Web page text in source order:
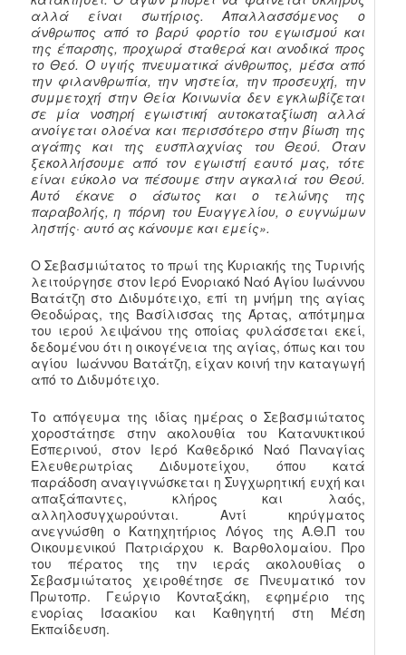
αλλά είναι σωτήριος. Απαλλασσόμενος ο
άνθρωπος από το βαρύ φορτίο του εγωισμού και
της έπαρσης, προχωρά σταθερά και ανοδικά προς
το Θεό. Ο υγιής πνευματικά άνθρωπος, μέσα από
την φιλανθρωπία, την νηστεία, την προσευχή, την
συμμετοχή στην Θεία Κοινωνία δεν εγκλωβίζεται
σε μία νοσηρή εγωιστική αυτοκαταξίωση αλλά
ανοίγεται ολοένα και περισσότερο στην βίωση της
αγάπης και της ευσπλαχνίας του Θεού. Όταν
ξεκολλήσουμε από τον εγωιστή εαυτό μας, τότε
είναι εύκολο να πέσουμε στην αγκαλιά του Θεού.
Αυτό έκανε ο άσωτος και ο τελώνης της
παραβολής, η πόρνη του Ευαγγελίου, ο ευγνώμων
ληστής· αυτό ας κάνουμε και εμείς».
Ο Σεβασμιώτατος το πρωί της Κυριακής της Τυρινής
λειτούργησε στον Ιερό Ενοριακό Ναό Αγίου Ιωάννου
Βατάτζη στο Διδυμότειχο, επί τη μνήμη της αγίας
Θεοδώρας, της Βασίλισσας της Άρτας, απότμημα
του ιερού λειψάνου της οποίας φυλάσσεται εκεί,
δεδομένου ότι η οικογένεια της αγίας, όπως και του
αγίου Ιωάννου Βατάτζη, είχαν κοινή την καταγωγή
από το Διδυμότειχο.
Το απόγευμα της ιδίας ημέρας ο Σεβασμιώτατος
χοροστάτησε στην ακολουθία του Κατανυκτικού
Εσπερινού, στον Ιερό Καθεδρικό Ναό Παναγίας
Ελευθερωτρίας Διδυμοτείχου, όπου κατά
παράδοση αναγιγνώσκεται η Συγχωρητική ευχή και
απαξάπαντες, κλήρος και λαός,
αλληλοσυγχωρούνται. Αντί κηρύγματος
ανεγνώσθη ο Κατηχητήριος Λόγος της Α.Θ.Π του
Οικουμενικού Πατριάρχου κ. Βαρθολομαίου. Προ
του πέρατος της την ιεράς ακολουθίας ο
Σεβασμιώτατος χειροθέτησε σε Πνευματικό τον
Πρωτοπρ. Γεώργιο Κονταξάκη, εφημέριο της
ενορίας Ισαακίου και Καθηγητή στη Μέση
Εκπαίδευση.